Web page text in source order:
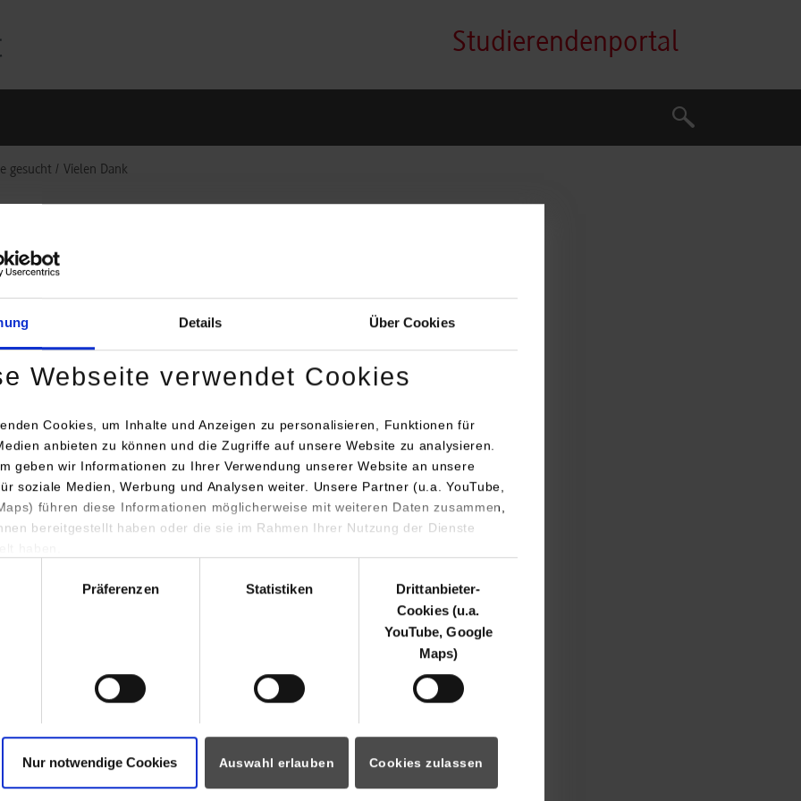
Details Über Cookies
Webseite verwendet Cookies
Cookies, um Inhalte und Anzeigen zu personalisieren, Funktionen für
anbieten zu können und die Zugriffe auf unsere Website zu analysieren.
geben wir Informationen zu Ihrer Verwendung unserer Website an unsere
soziale Medien, Werbung und Analysen weiter. Unsere Partner (u.a. YouTube,
führen diese Informationen möglicherweise mit weiteren Daten zusammen,
bereitgestellt haben oder die sie im Rahmen Ihrer Nutzung der Dienste
Präferenzen Statistiken
Drittanbieter-
Cookies (u.a.
YouTube, Google
Maps)
Nur notwendige Cookies Auswahl erlauben Cookies zulassen
Studierendenportal
Suche
Suche
gesucht Vielen Dank
in Kürze eine E-Mail von uns.